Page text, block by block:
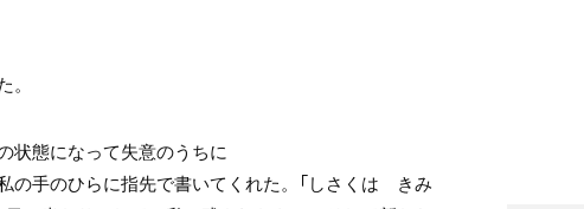
状態になって失意のうちに
の手のひらに指先で書いてくれた。 「しさくは きみ